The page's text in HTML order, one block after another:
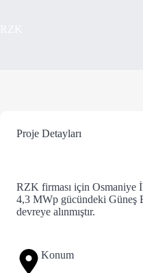
Proje Detayları
RZK firması için Osmaniye
4,3 MWp gücündeki Güneş
devreye alınmıştır.
Konum